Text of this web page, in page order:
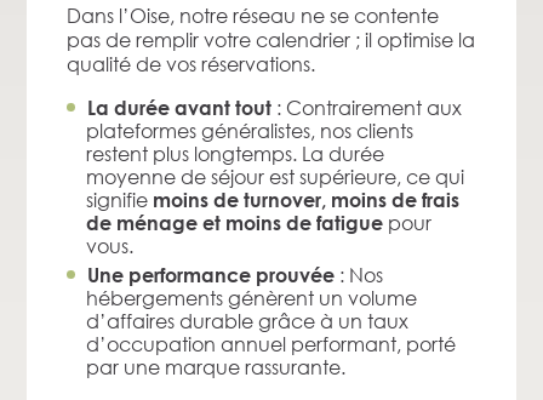
Dans l’Oise, notre réseau ne se contente
pas de remplir votre calendrier ; il optimise la
qualité de vos réservations.
La durée avant tout : Contrairement aux
plateformes généralistes, nos clients
restent plus longtemps. La durée
moyenne de séjour est supérieure, ce qui
signifie moins de turnover, moins de frais
de ménage et moins de fatigue pour
vous.
Une performance prouvée : Nos
hébergements génèrent un volume
d’affaires durable grâce à un taux
d’occupation annuel performant, porté
par une marque rassurante.